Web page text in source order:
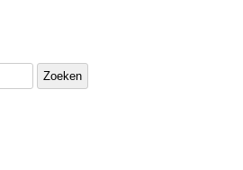
Zoeken